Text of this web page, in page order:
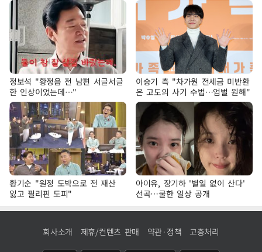
정보석 "황정음 전 남편 서글서글
한 인상이었는데…"
이승기 측 "차가원 전세금 미반환
은 고도의 사기 수법…엄벌 원해"
황기순 "원정 도박으로 전 재산
잃고 필리핀 도피"
아이유, 장기하 '별일 없이 산다'
선곡…쿨한 일상 공개
회사소개 제휴/컨텐츠 판매 약관·정책 고충처리